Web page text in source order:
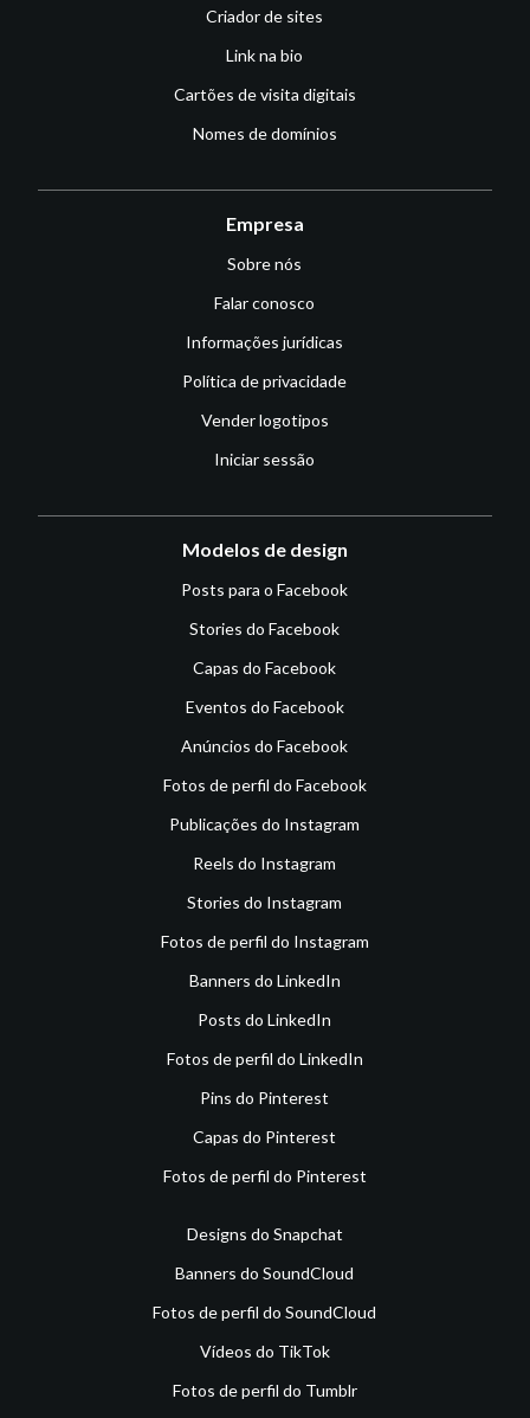
Criador de sites
Link na bio
Cartões de visita digitais
Nomes de domínios
Empresa
Sobre nós
Falar conosco
Informações jurídicas
Política de privacidade
Vender logotipos
Iniciar sessão
Modelos de design
Posts para o Facebook
Stories do Facebook
Capas do Facebook
Eventos do Facebook
Anúncios do Facebook
Fotos de perfil do Facebook
Publicações do Instagram
Reels do Instagram
Stories do Instagram
Fotos de perfil do Instagram
Banners do LinkedIn
Posts do LinkedIn
Fotos de perfil do LinkedIn
Pins do Pinterest
Capas do Pinterest
Fotos de perfil do Pinterest
Designs do Snapchat
Banners do SoundCloud
Fotos de perfil do SoundCloud
Vídeos do TikTok
Fotos de perfil do Tumblr